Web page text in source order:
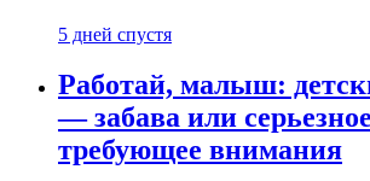
5 дней спустя
Работай, малыш:
— забава или
требующее внимания